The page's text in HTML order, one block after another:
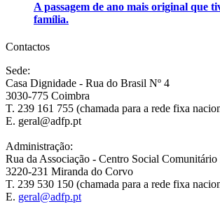
A passagem de ano mais original que
família.
Contactos
Sede:
Casa Dignidade - Rua do Brasil Nº 4
3030-775 Coimbra
T. 239 161 755 (chamada para a rede fixa
E. geral@adfp.pt
Administração:
Rua da Associação - Centro Social Comunitário
3220-231 Miranda do Corvo
T. 239 530 150 (chamada para a rede fixa
E. geral@adfp.pt